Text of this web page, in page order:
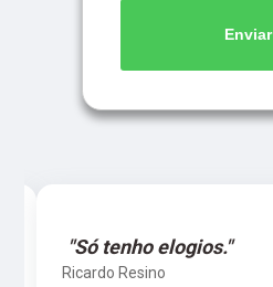
Enviar
"Só tenho elogios."
Ricardo Resino